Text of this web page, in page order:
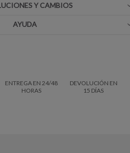
Y CAMBIOS
AYUDA
ENTREGA EN 24/48
HORAS
DEVOLUCIÓN EN
15 DÍAS